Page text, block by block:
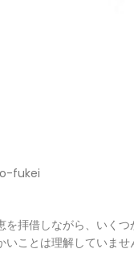
fukei
拝借しながら、いく
ことは理解していませ